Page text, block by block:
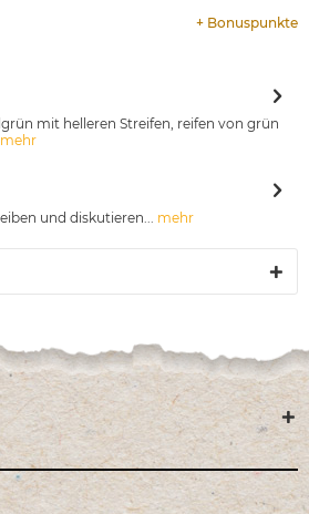
+ Bonuspunkte
mit helleren Streifen, reifen von grün
mehr
und diskutieren... mehr